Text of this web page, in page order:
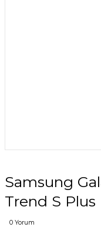
Samsung
Trend S Plus
0 Yorum